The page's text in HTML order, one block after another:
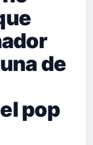
de
pop